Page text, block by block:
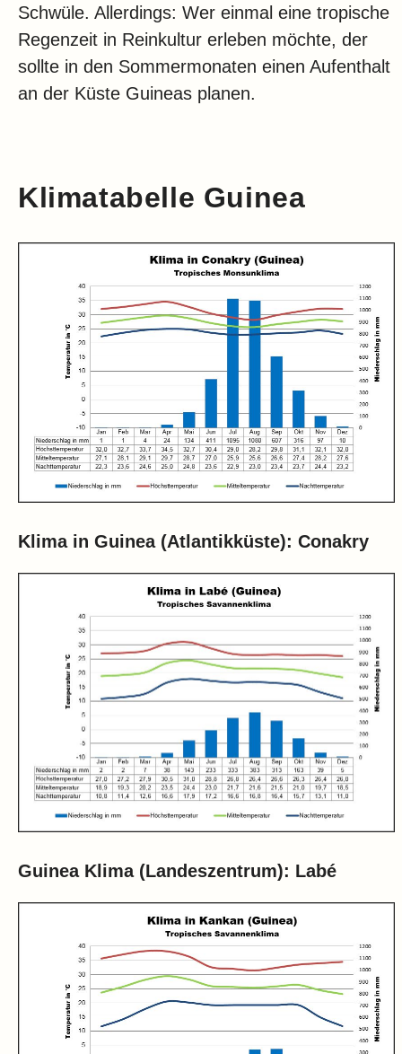
Schwüle. Allerdings: Wer einmal eine tropische
Regenzeit in Reinkultur erleben möchte, der
sollte in den Sommermonaten einen Aufenthalt
an der Küste Guineas planen.
Klimatabelle Guinea
Klima in Guinea (Atlantikküste): Conakry
Guinea Klima (Landeszentrum): Labé